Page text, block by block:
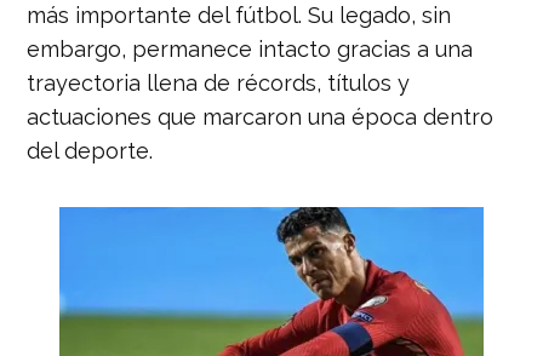
más importante del fútbol. Su legado, sin
embargo, permanece intacto gracias a una
trayectoria llena de récords, títulos y
actuaciones que marcaron una época dentro
del deporte.